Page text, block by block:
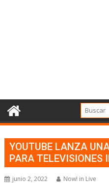
YOUTUBE LANZA
PARA TELEVISIONES
junio 2, 2022 Now! in Live